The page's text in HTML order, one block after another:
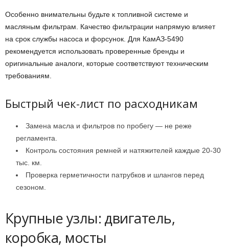
Особенно внимательны будьте к топливной системе и
масляным фильтрам. Качество фильтрации напрямую влияет
на срок службы насоса и форсунок. Для КамАЗ-5490
рекомендуется использовать проверенные бренды и
оригинальные аналоги, которые соответствуют техническим
требованиям.
Быстрый чек-лист по расходникам
Замена масла и фильтров по пробегу — не реже
регламента.
Контроль состояния ремней и натяжителей каждые 20-30
тыс. км.
Проверка герметичности патрубков и шлангов перед
сезоном.
Крупные узлы: двигатель,
коробка, мосты